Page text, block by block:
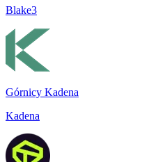
Blake3
Górnicy Kadena
Kadena